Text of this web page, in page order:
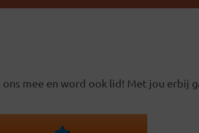
mee en word ook lid! Met jou erbij